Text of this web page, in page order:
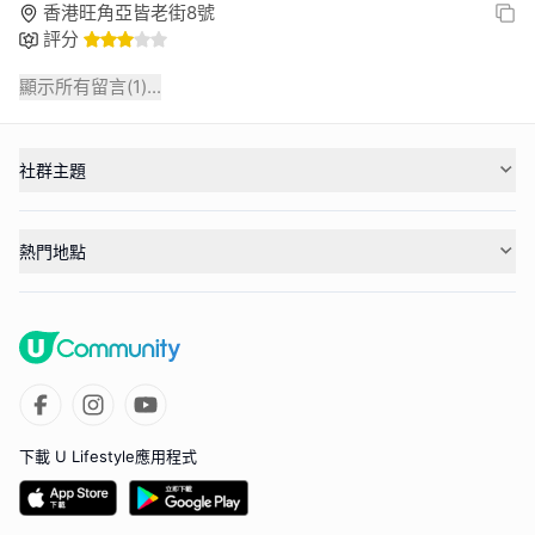
香港旺角亞皆老街8號
評分
顯示所有留言(1)...
社群主題
熱門地點
下載 U Lifestyle應用程式